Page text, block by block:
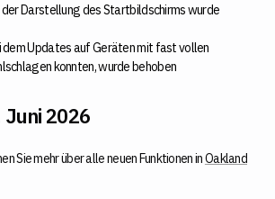
der Darstellung des Startbildschirms wurde
dem Updates auf Geräten mit fast vollen
konnten, wurde behoben
Juni 2026
Sie mehr über alle neuen Funktionen inOakland